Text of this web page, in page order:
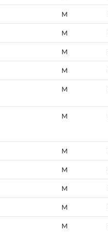
M
M
M
M
M
M
M
M
M
M
M